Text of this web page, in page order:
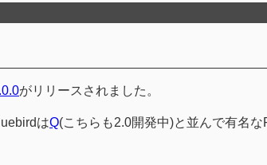
がリリースされました。
はQ(こちらも2.0開発中)と並んで有名な